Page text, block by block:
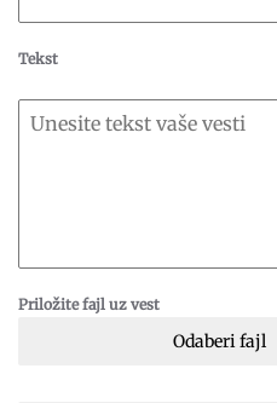
Tekst
Priložite fajl uz vest
Odaberi fajl